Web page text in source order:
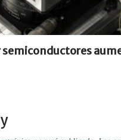
semiconductores